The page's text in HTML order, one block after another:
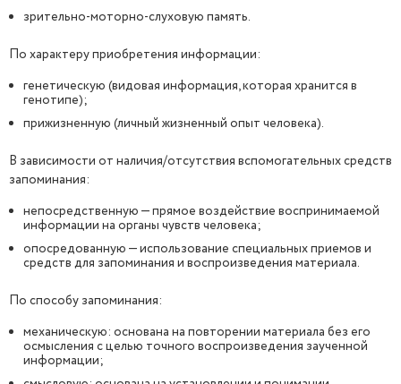
зрительно-моторно-слуховую память.
По характеру приобретения информации:
генетическую (видовая информация, которая хранится в
генотипе);
прижизненную (личный жизненный опыт человека).
В зависимости от наличия/отсутствия вспомогательных средств
запоминания:
непосредственную — прямое воздействие воспринимаемой
информации на органы чувств человека;
опосредованную — использование специальных приемов и
средств для запоминания и воспроизведения материала.
По способу запоминания:
механическую: основана на повторении материала без его
осмысления с целью точного воспроизведения заученной
информации;